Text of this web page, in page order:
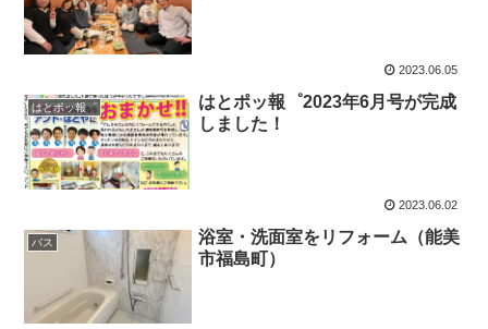
2023.06.05
はとポッ報゜
はとポッ報゜2023年6月号が完成
しました！
2023.06.02
バス
浴室・洗面室をリフォーム（能美
市福島町）